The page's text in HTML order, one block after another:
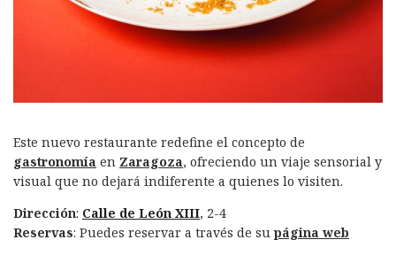
Este nuevo restaurante redefine el concepto de
gastronomía en Zaragoza, ofreciendo un viaje sensorial y
visual que no dejará indiferente a quienes lo visiten.
Dirección: Calle de León XIII, 2-4
Reservas: Puedes reservar a través de su página web